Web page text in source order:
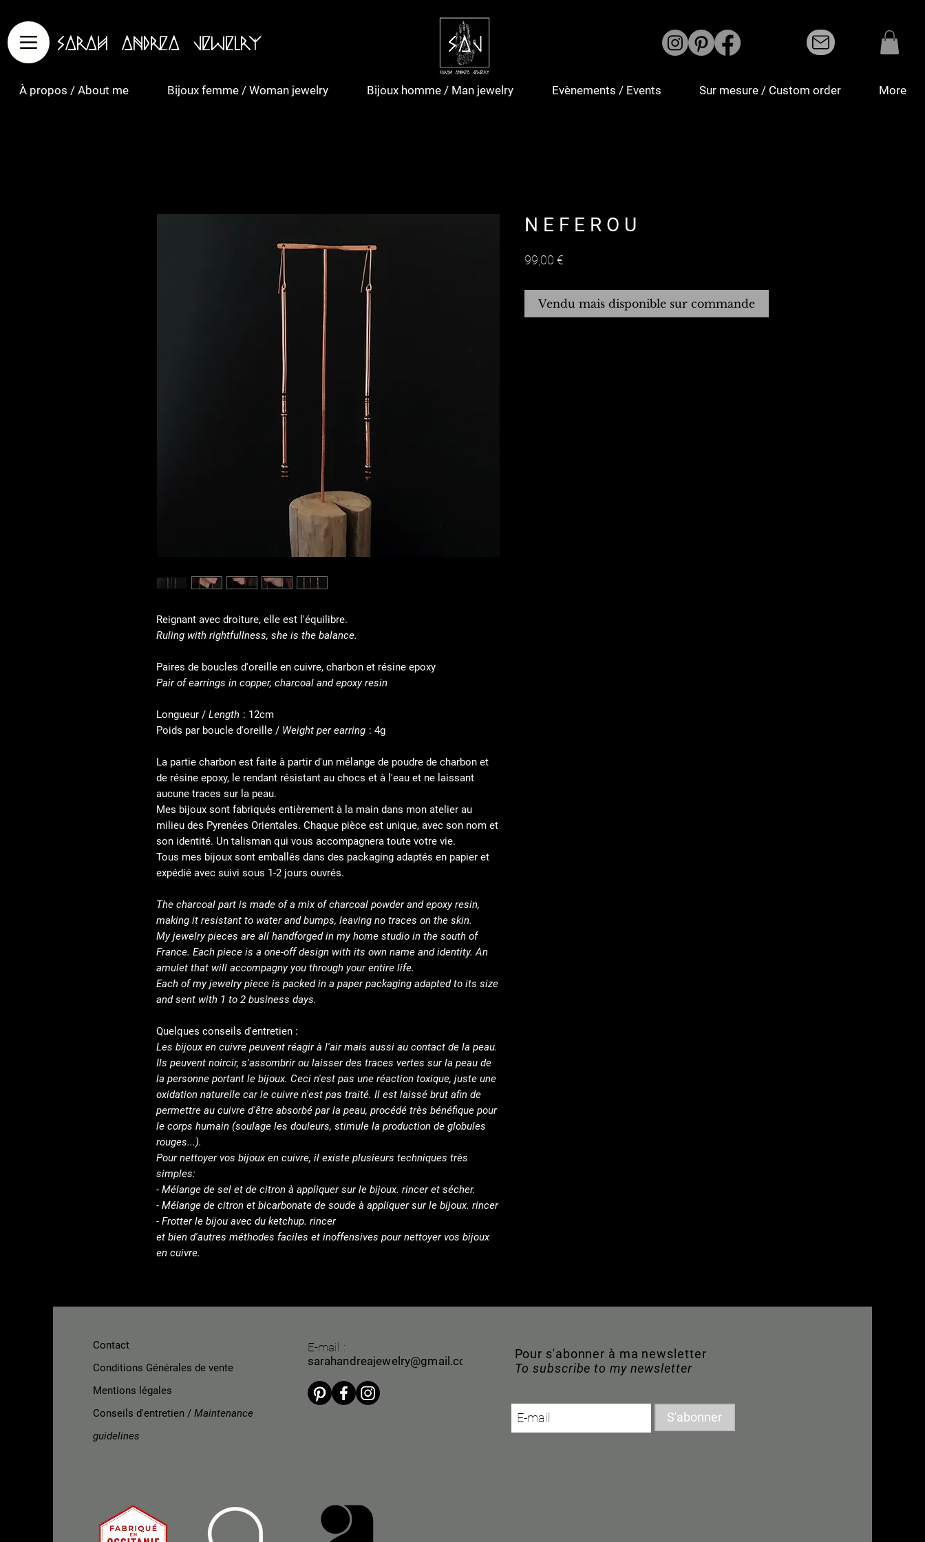
Sarah Andrea Jewelry
À propos / About me Bijoux femme / Woman jewelry Bijoux homme / Man jewelry Evènements / Events Sur mesure / Custom order More
Reignant avec droiture, elle est l'équilibre.
Ruling with rightfullness, she is the balance.
Paires de boucles d'oreille en cuivre, charbon et résine epoxy
Pair of earrings in copper, charcoal and epoxy resin
Longueur / Length : 12cm
Poids par boucle d'oreille / Weight per earring : 4g
La partie charbon est faite à partir d'un mélange de poudre de charbon et
de résine epoxy, le rendant résistant au chocs et à l'eau et ne laissant
aucune traces sur la peau.
Mes bijoux sont fabriqués entièrement à la main dans mon atelier au
milieu des Pyrenées Orientales. Chaque pièce est unique, avec son nom et
son identité. Un talisman qui vous accompagnera toute votre vie.
Tous mes bijoux sont emballés dans des packaging adaptés en papier et
expédié avec suivi sous 1-2 jours ouvrés.
The charcoal part is made of a mix of charcoal powder and epoxy resin,
making it resistant to water and bumps, leaving no traces on the skin.
My jewelry pieces are all handforged in my home studio in the south of
France. Each piece is a one-off design with its own name and identity. An
amulet that will accompagny you through your entire life.
Each of my jewelry piece is packed in a paper packaging adapted to its size
and sent with 1 to 2 business days.
Quelques conseils d'entretien :
Les bijoux en cuivre peuvent réagir à l'air mais aussi au contact de la peau.
Ils peuvent noircir, s'assombrir ou laisser des traces vertes sur la peau de
la personne portant le bijoux. Ceci n'est pas une réaction toxique, juste une
oxidation naturelle car le cuivre n'est pas traité. Il est laissé brut afin de
permettre au cuivre d'être absorbé par la peau, procédé très bénéfique pour
le corps humain (soulage les douleurs, stimule la production de globules
rouges...).
Pour nettoyer vos bijoux en cuivre, il existe plusieurs techniques très
simples:
- Mélange de sel et de citron à appliquer sur le bijoux. rincer et sécher.
- Mélange de citron et bicarbonate de soude à appliquer sur le bijoux. rincer
- Frotter le bijou avec du ketchup. rincer
et bien d'autres méthodes faciles et inoffensives pour nettoyer vos bijoux
en cuivre.
N E F E R O U
99,00 €
Vendu mais disponible sur commande
Contact
Conditions Générales de vente
Mentions légales
Conseils d'entretien / Maintenance
guidelines
E-mail :
sarahandreajewelry@gmail.com
Pour s'abonner à ma newsletter
To subscribe to my newsletter
S'abonner